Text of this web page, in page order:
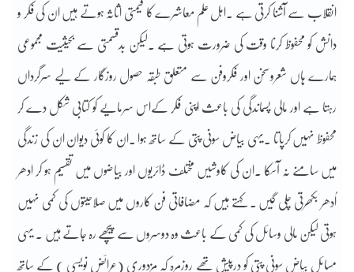
انقلاب سے آشنا کرتی ہے ۔اہل علم معاشرے کا قیمتی اثاثہ ہوتے ہیں ان کی فکر و
دانش کو محفوظ کرنا وقت کی ضرورت ہوتی ہے ۔لیکن بدقسمتی سے بحیثیت مجموعی
ہمارے ہاں شعروسخن اور فکروفن سے متعلق طبقہ حصول روزگار کے لیے سرگرداں
رہتا ہے اور مالی پسماندگی کی باعث اپنی فکر کےاس سرمایے کو کتابی شکل دے کر
محفوظ نہیں کرپاتا ۔یہی بیاض سونی پتی کے ساتھ ہوا ۔ان کا کوئی دیوان ان کی زندگی
میں سامنے نہ آسکا ۔ان کی کاوشیں مختلف ڈائریوں اور بیاضوں میں تقسیم ہو کر ادھر
اُدھر بکھرتی چلی گیں ۔ کہتے ہیں کہ مضافاتی فن کاروں میں صلاحیتوں کی کمی نہیں
ہوتی لیکن مالی وسائل کی کمی کے باعث وہ دوسروں سے پیچھے رہ جاتے ہیں ۔ یہی
مسائل بیاض سونی پتی کو درپیش تھے روزمرہ کہ مزدوری (عرائض نویسی ) کے ساتھ